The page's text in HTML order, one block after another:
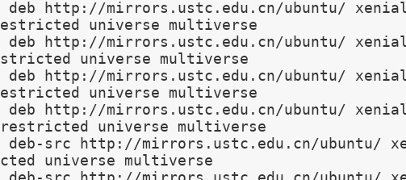
estricted universe multiverse
stricted universe multiverse
estricted universe multiverse
restricted universe multiverse
cted universe multiverse